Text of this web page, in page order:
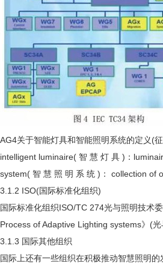
AG4关于智能灯具和智能照明系统的定义(
intelligent luminaire( 智 慧 灯 具 )：
system( 智 慧 照 明 系 统 )： collection of
3.1.2 ISO(国际标准化组织)
国际标准化组织ISO/TC 274光与照明技术
Process of Adaptive Lighting systems》(
3.1.3 国际其他组织
国际上还有一些组织在积极推动智慧照明